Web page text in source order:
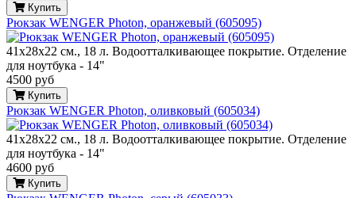
Купить
Рюкзак WENGER Photon, оранжевый (605095)
41х28х22 см., 18 л. Водоотталкивающее покрытие. Отделение
для ноутбука - 14"
4500 руб
Купить
Рюкзак WENGER Photon, оливковый (605034)
41х28х22 см., 18 л. Водоотталкивающее покрытие. Отделение
для ноутбука - 14"
4600 руб
Купить